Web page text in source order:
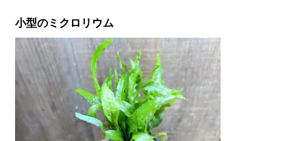
小型のミクロリウム